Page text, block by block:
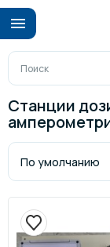
Станции